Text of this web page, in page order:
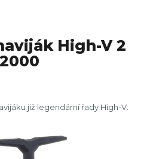
High-V 2
2000
již legendární řady High-V.